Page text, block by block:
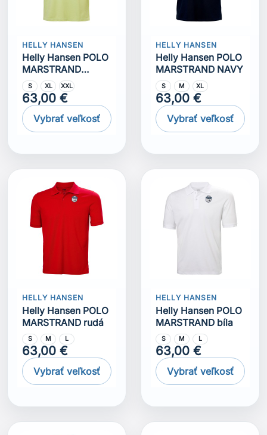
HELLY HANSEN
Helly Hansen POLO
MARSTRAND
Matcha
S XL XXL
63,00 €
Vybrať veľkosť
HELLY HANSEN
Helly Hansen POLO
MARSTRAND NAVY
S M XL
63,00 €
Vybrať veľkosť
HELLY HANSEN
Helly Hansen POLO
MARSTRAND rudá
S M L
63,00 €
Vybrať veľkosť
HELLY HANSEN
Helly Hansen POLO
MARSTRAND bíla
S M L
63,00 €
Vybrať veľkosť